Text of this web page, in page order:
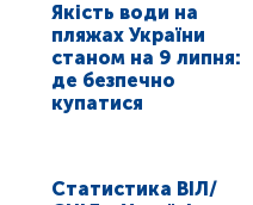
Якість води на
пляжах України
станом на 9 липня:
де безпечно
купатися
Статистика ВІЛ/